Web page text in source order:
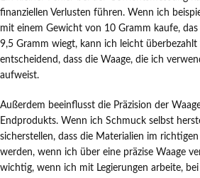
finanziellen Verlusten führen. Wenn ich
mit einem Gewicht von 10 Gramm kaufe,
9,5 Gramm wiegt, kann ich leicht
entscheidend, dass die Waage, die ich
aufweist.
Außerdem beeinflusst die Präzision der
Endprodukts. Wenn ich Schmuck selbst
sicherstellen, dass die Materialien im
werden, wenn ich über eine präzise Waage
wichtig, wenn ich mit Legierungen arbeite,